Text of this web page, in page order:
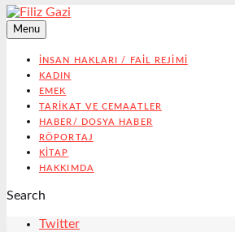
Menu
İNSAN HAKLARI / FAIL REJIMI
KADIN
EMEK
TARIKAT VE CEMAATLER
HABER/ DOSYA HABER
RÖPORTAJ
KITAP
HAKKIMDA
Search
Twitter